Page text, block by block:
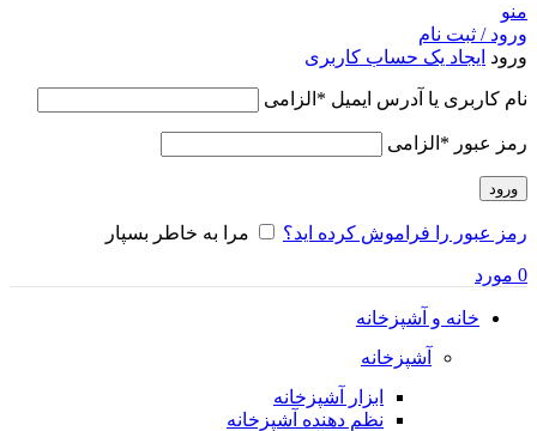
منو
ورود / ثبت نام
ورود ایجاد یک حساب کاربری
نام کاربری یا آدرس ایمیل * الزامی
رمز عبور * الزامی
ورود
رمز عبور را فراموش کرده اید؟ مرا به خاطر بسپار
0 مورد
خانه و آشپزخانه
آشپزخانه
ابزار آشپزخانه
نظم دهنده آشپزخانه